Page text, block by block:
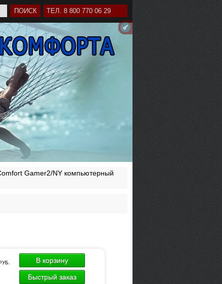
ТЕЛ. 8 800 770 06 29
Gamer2/NY компьютерный
В корзину
Быстрый заказ